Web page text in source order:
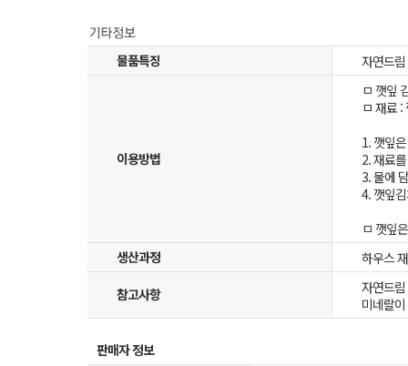
물품특징 자연드
이용방법
ㅁ 깻잎
ㅁ 재료
1. 깻잎
2. 재료
3. 물에
4. 깻잎
ㅁ 깻잎
생산과정
하우스
참고사항
자연드
미네랄
판매자 정보